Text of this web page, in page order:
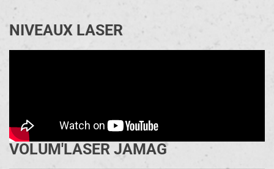
NIVEAUX LASER
VOLUM'LASER JAMAG